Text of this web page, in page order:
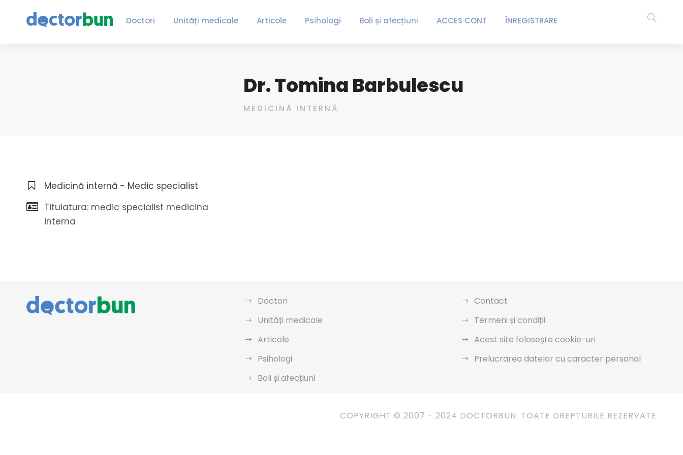
Doctori Unități medicale Articole Psihologi Boli și afecțiuni ACCES CONT ÎNREGISTRARE
Dr. Tomina Barbulescu
MEDICINĂ INTERNĂ
Medicină internă - Medic specialist
Titulatura: medic specialist medicina
interna
Doctori
Unități medicale
Articole
Psihologi
Boli și afecțiuni
Contact
Termeni și condiții
Acest site folosește cookie-uri
Prelucrarea datelor cu caracter personal
COPYRIGHT © 2007 - 2024 DOCTORBUN. TOATE DREPTURILE REZERVATE